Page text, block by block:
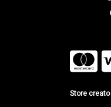
Store